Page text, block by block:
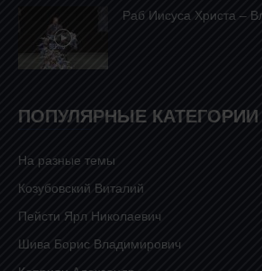
Раб Иисуса Христа –
ПОПУЛЯРНЫЕ КАТЕГОРИИ
На разные темы
Козубовский Виталий
Пейсти Ярл Николаевич
Шива Борис Владимирович